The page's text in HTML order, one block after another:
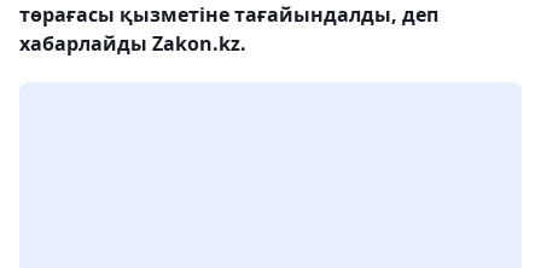
төрағасы қызметіне тағайындалды, деп
хабарлайды Zakon.kz.